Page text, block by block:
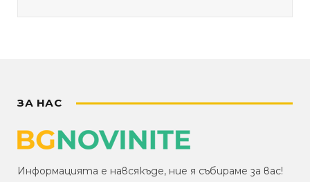
ЗА НАС
Информацията е навсякъде, ние я събираме за вас!